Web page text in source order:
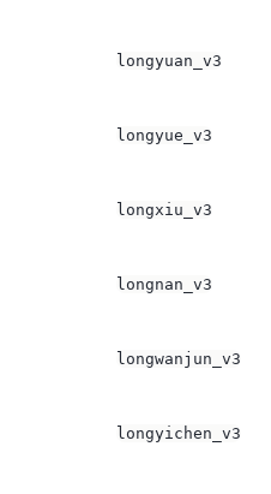
longyuan_v3
longyue_v3
longxiu_v3
longnan_v3
longwanjun_v3
longyichen_v3